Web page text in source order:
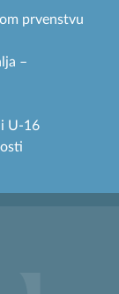
prvenstvu
–
U-16